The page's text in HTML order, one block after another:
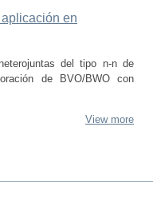
en
del tipo n-n de
de BVO/BWO con
View more